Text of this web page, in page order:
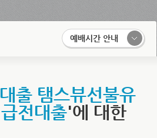
예배시간 안내
출 탬스뷰선불유
전대출'에 대한